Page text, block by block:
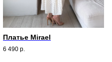
Платье Mirael
6 490 р.